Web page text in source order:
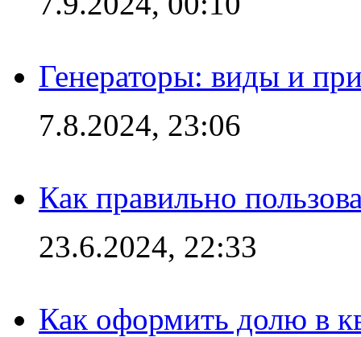
Генераторы: виды и
7.8.2024, 23:06
Как правильно
23.6.2024, 22:33
Как оформить долю в